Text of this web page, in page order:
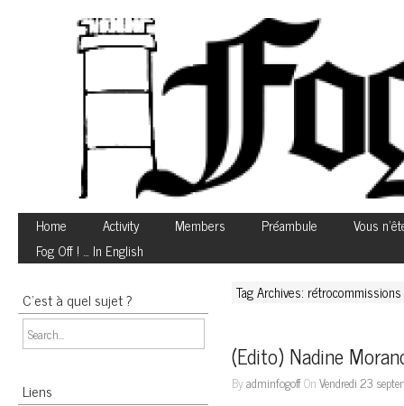
Home Activity Members Préambule
Vous
Fog Off ! … In English
C’est à quel sujet ?
Liens
Tag Archives: rétrocommissions
(Edito) Nadine
ByadminfogoffOnVendredi 23